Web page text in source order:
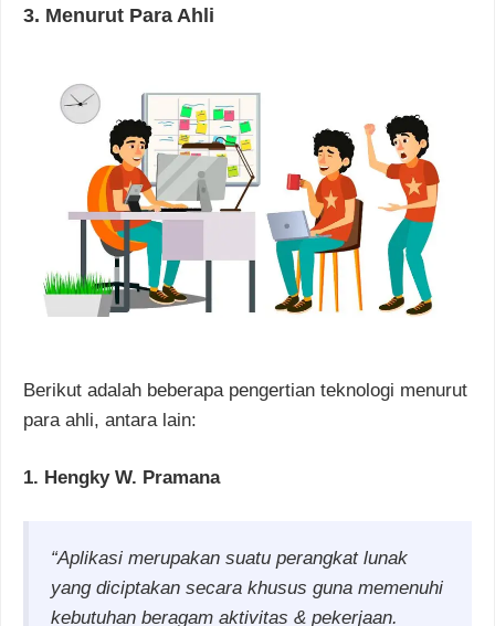
3. Menurut Para Ahli
Berikut adalah beberapa pengertian teknologi menurut
para ahli, antara lain:
1. Hengky W. Pramana
“Aplikasi merupakan suatu perangkat lunak
yang diciptakan secara khusus guna memenuhi
kebutuhan beragam aktivitas & pekerjaan.